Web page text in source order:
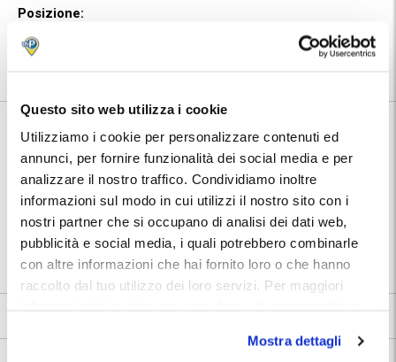
Questo sito web utilizza i cookie
Utilizziamo i cookie per personalizzare contenuti ed
annunci, per fornire funzionalità dei social media e per
analizzare il nostro traffico. Condividiamo inoltre
informazioni sul modo in cui utilizzi il nostro sito con i
nostri partner che si occupano di analisi dei dati web,
pubblicità e social media, i quali potrebbero combinarle
con altre informazioni che hai fornito loro o che hanno
raccolto dal tuo utilizzo dei loro servizi. Per maggiori
Mostra dettagli
Posizione:
parcheggio. Dopo la prenotazione troverai nel tuo Voucher MyParking
indirizzo e numeri telefonici dedicati del parcheggio.
Informazioni su Garage Dacar
🅿️ Caratteristiche: custodito
🔧 Servizi aggiuntivi: autolavaggio
⭐ Votato dai clienti: 9 .3
📍 Destinazioni servite: